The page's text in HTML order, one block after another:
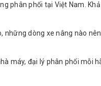
phân phối tại Việt Nam.
dòng xe nâng nào
máy, đại lý phân phối mỗi